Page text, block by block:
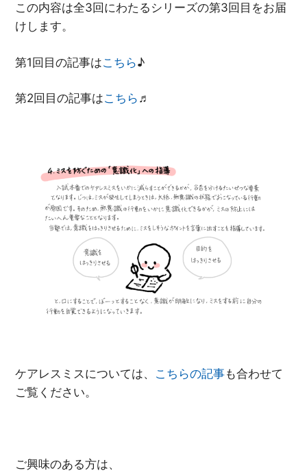
この内容は全3回にわたるシリーズの第3回目をお届
けします。
第1回目の記事はこちら♪
第2回目の記事はこちら ♬
ケアレスミスについては、 こちらの記事も合わせて
ご覧ください。
ご興味のある方は、